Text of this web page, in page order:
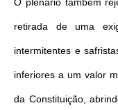
retirada de uma
intermitentes e
inferiores a um valor
da Constituição,